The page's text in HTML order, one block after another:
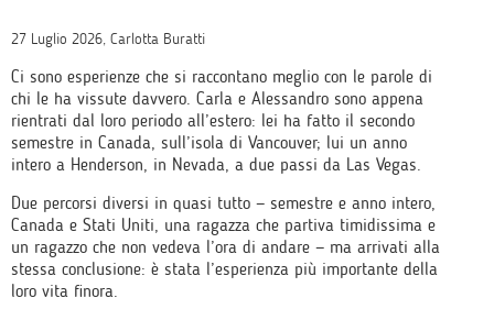
27 Luglio 2026, Carlotta Buratti
Ci sono esperienze che si raccontano meglio con le parole di
chi le ha vissute davvero. Carla e Alessandro sono appena
rientrati dal loro periodo all’estero: lei ha fatto il secondo
semestre in Canada, sull’isola di Vancouver; lui un anno
intero a Henderson, in Nevada, a due passi da Las Vegas.
Due percorsi diversi in quasi tutto — semestre e anno intero,
Canada e Stati Uniti, una ragazza che partiva timidissima e
un ragazzo che non vedeva l’ora di andare — ma arrivati alla
stessa conclusione: è stata l’esperienza più importante della
loro vita finora.